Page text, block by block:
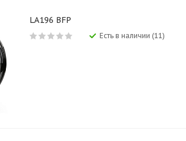
LA196 BFP
Есть в наличии (11)